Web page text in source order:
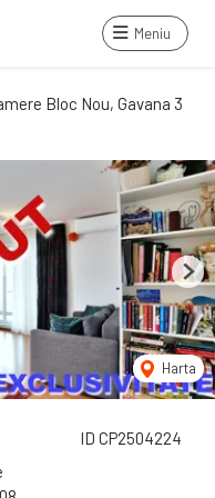
Meniu
Bloc Nou, Gavana 3
ID CP2504224
Harta
Next